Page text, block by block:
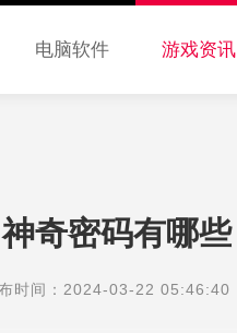
电脑软件 游戏资讯
奇密码有哪些
时间：2024-03-22 05:46:40